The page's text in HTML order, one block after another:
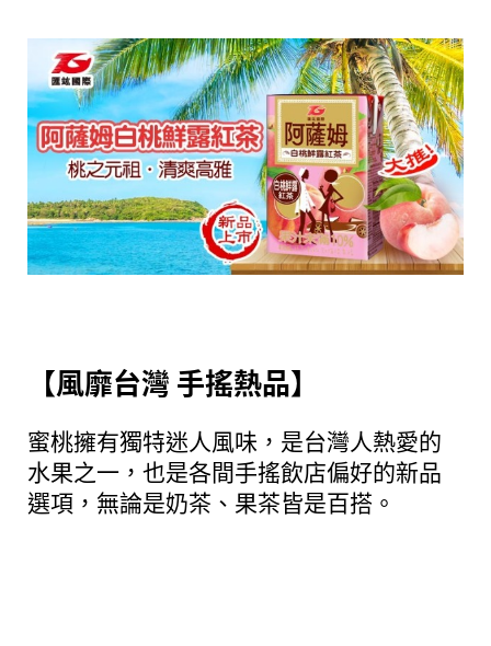
【風靡台灣 手搖熱品】
蜜桃擁有獨特迷人風味，是台灣人熱愛的
水果之一，也是各間手搖飲店偏好的新品
選項，無論是奶茶、果茶皆是百搭。